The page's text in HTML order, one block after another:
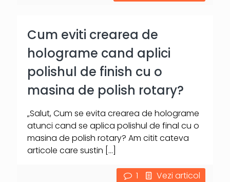
Cum eviti crearea de
holograme cand aplici
polishul de finish cu o
masina de polish rotary?
„Salut, Cum se evita crearea de holograme
atunci cand se aplica polishul de final cu o
masina de polish rotary? Am citit cateva
articole care sustin […]
1 Vezi articol